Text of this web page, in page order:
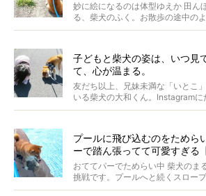
妙に絵になるのは体型ゆえか 田ん
る、柴犬のふく。お散歩の途中の
と休...
子どもと柴犬の姿は、いつ見
て、心が温まる。
友だち以上、兄妹未満な「いとこ
いる柴犬の大和くん。Instagramに
プールに飛び込むのをためら
ーで踏ん張ってて可愛すぎる
おててパーでためらい中 柴犬のま
挑戦です。プールへと続くスロー
前足...